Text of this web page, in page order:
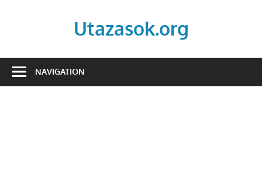
Utazasok.org
NAVIGATION